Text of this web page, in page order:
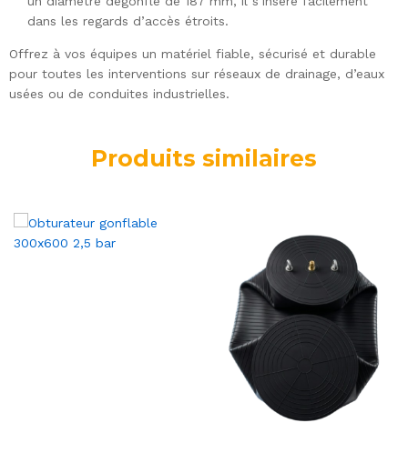
dans les regards d’accès étroits.
Offrez à vos équipes un matériel fiable, sécurisé et durable
pour toutes les interventions sur réseaux de drainage, d’eaux
usées ou de conduites industrielles.
Produits similaires